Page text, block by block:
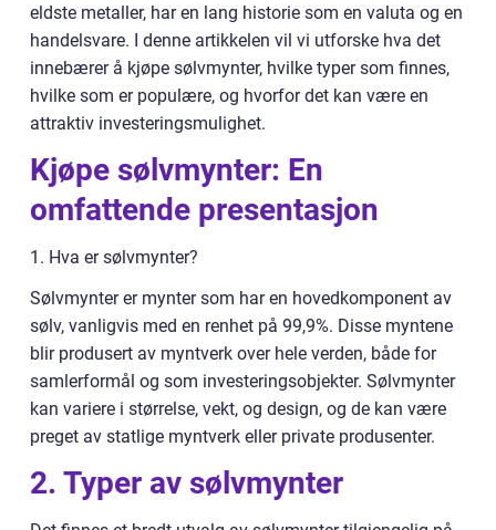
eldste metaller, har en lang historie som en valuta og en
handelsvare. I denne artikkelen vil vi utforske hva det
innebærer å kjøpe sølvmynter, hvilke typer som finnes,
hvilke som er populære, og hvorfor det kan være en
attraktiv investeringsmulighet.
Kjøpe sølvmynter: En
omfattende presentasjon
1. Hva er sølvmynter?
Sølvmynter er mynter som har en hovedkomponent av
sølv, vanligvis med en renhet på 99,9%. Disse myntene
blir produsert av myntverk over hele verden, både for
samlerformål og som investeringsobjekter. Sølvmynter
kan variere i størrelse, vekt, og design, og de kan være
preget av statlige myntverk eller private produsenter.
2. Typer av sølvmynter